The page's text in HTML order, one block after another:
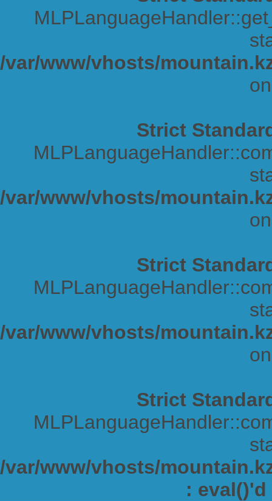
/var/www/vhosts/
Strict
/var/www/vhosts/
Strict
/var/www/vhosts/
Strict
/var/www/vhosts/
: